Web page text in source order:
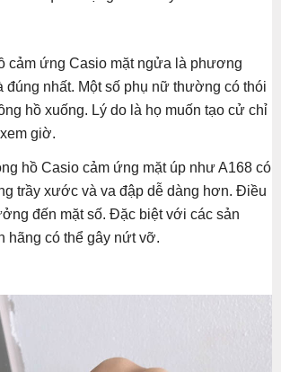
cảm ứng Casio mặt ngửa là phương
đúng nhất. Một số phụ nữ thường có thói
hồ xuống. Lý do là họ muốn tạo cử chỉ
giờ.
hồ Casio cảm ứng mặt úp như A168 có
trầy xước và va đập dễ dàng hơn. Điều
đến mặt số. Đặc biệt với các sản
hãng có thể gây nứt vỡ.